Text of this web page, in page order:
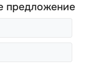
предложение